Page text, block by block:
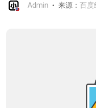
Admin 来源： 百度